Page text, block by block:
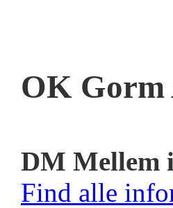
OK
DM Mellem
Find alle